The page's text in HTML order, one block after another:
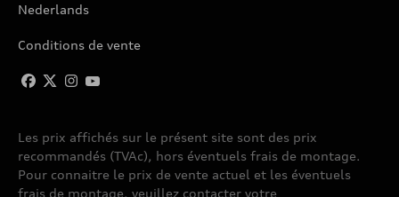
Nederlands
Conditions de vente
Les prix affichés sur le présent site sont des prix
recommandés (TVAc), hors éventuels frais de montage.
Pour connaitre le prix de vente actuel et les éventuels
frais de montage, veuillez contacter votre